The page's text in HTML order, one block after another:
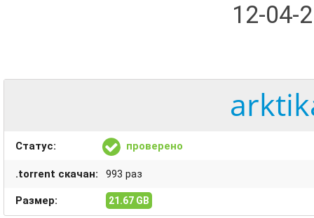
12-04-
Статус: проверено
.torrent скачан: 993 раз
Размер: 21.67 GB